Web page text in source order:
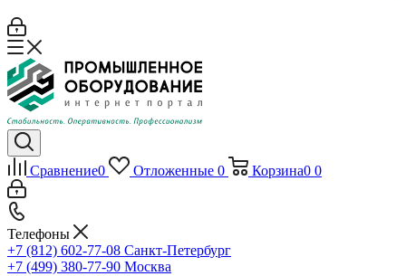
Сравнение0 Отложенные 0 Корзина0 0
Телефоны
+7 (812) 602-77-08 Санкт-Петербург
+7 (499) 380-77-90 Москва